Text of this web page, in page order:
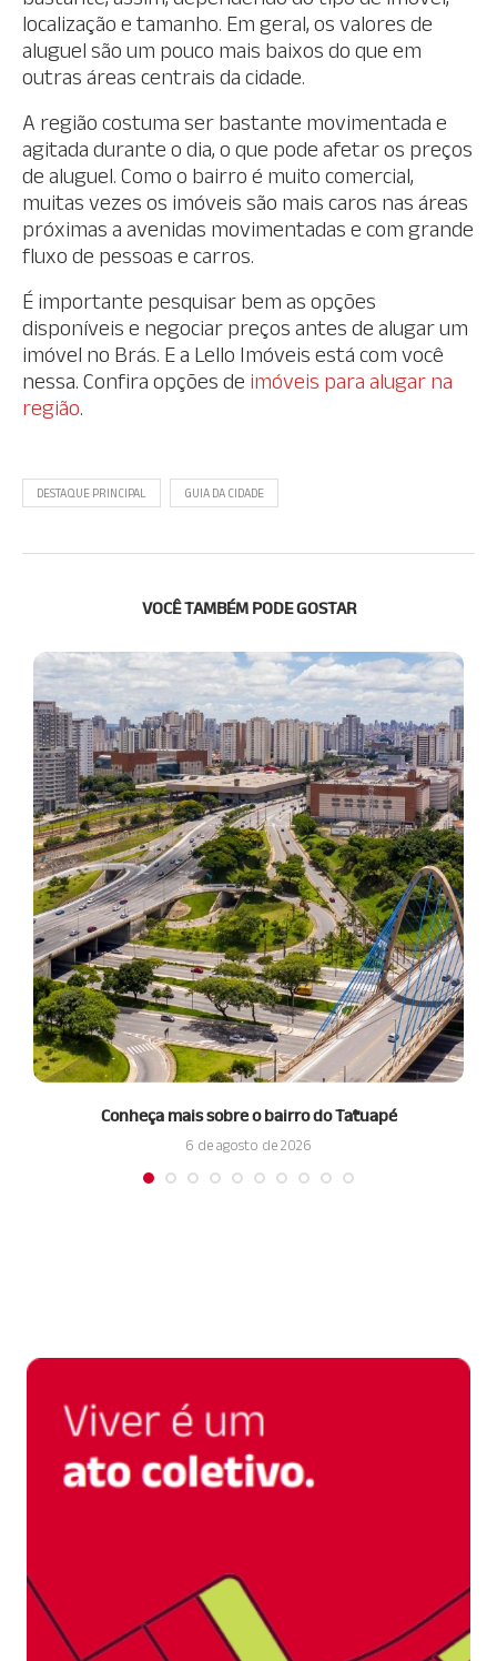
localização e tamanho. Em geral, os valores de
aluguel são um pouco mais baixos do que em
outras áreas centrais da cidade.
A região costuma ser bastante movimentada e
agitada durante o dia, o que pode afetar os preços
de aluguel. Como o bairro é muito comercial,
muitas vezes os imóveis são mais caros nas áreas
próximas a avenidas movimentadas e com grande
fluxo de pessoas e carros.
É importante pesquisar bem as opções
disponíveis e negociar preços antes de alugar um
imóvel no Brás. E a Lello Imóveis está com você
nessa. Confira opções de imóveis para alugar na
região.
DESTAQUE PRINCIPAL GUIA DA CIDADE
VOCÊ TAMBÉM PODE GOSTAR
Conheça mais sobre o bairro do Tatuapé
6 de agosto de 2026